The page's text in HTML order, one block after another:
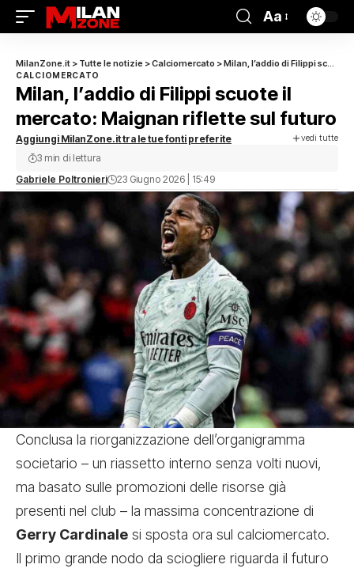
Aa
MilanZone.it > Tutte le notizie >Calciomercato >Milan, l’addio di Filippi scuote il mercato: Maignan riflette sul futuro
CALCIOMERCATO
Milan, l’addio di Filippi scuote il
mercato: Maignan riflette sul futuro
Aggiungi MilanZone.it tra le tue fonti preferite vedi tutte
Gabriele Poltronieri 23 Giugno 2026 | 15:49
3 min di lettura
Conclusa la riorganizzazione dell’organigramma
societario – un riassetto interno senza volti nuovi,
ma basato sulle promozioni delle risorse già
presenti nel club – la massima concentrazione di
Gerry Cardinale si sposta ora sul calciomercato.
Il primo grande nodo da sciogliere riguarda il futuro